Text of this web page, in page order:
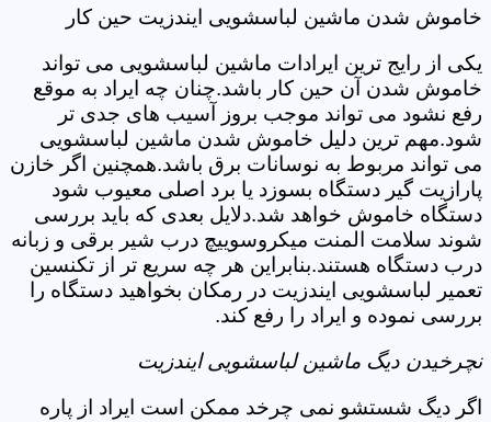
خاموش شدن ماشین لباسشویی ایندزیت حین کار
یکی از رایج ترین ایرادات ماشین لباسشویی می تواند
خاموش شدن آن حین کار باشد.چنان چه ایراد به موقع
رفع نشود می تواند موجب بروز آسیب های جدی تر
شود.مهم ترین دلیل خاموش شدن ماشین لباسشویی
می تواند مربوط به نوسانات برق باشد.همچنین اگر خازن
پارازیت گیر دستگاه بسوزد یا برد اصلی معیوب شود
دستگاه خاموش خواهد شد.دلایل بعدی که باید بررسی
شوند سلامت المنت میکروسوییچ درب شیر برقی و زبانه
درب دستگاه هستند.بنابراین هر چه سریع تر از تکنسین
تعمیر لباسشویی ایندزیت در رمکان بخواهید دستگاه را
بررسی نموده و ایراد را رفع کند.
نچرخیدن دیگ ماشین لباسشویی ایندزیت
اگر دیگ شستشو نمی چرخد ممکن است ایراد از پاره